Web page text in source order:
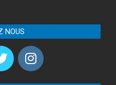
NOUS